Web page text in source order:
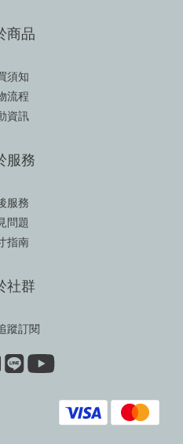
商品
須知
流程
資訊
服務
服務
問題
指南
社群
蹤訂閱